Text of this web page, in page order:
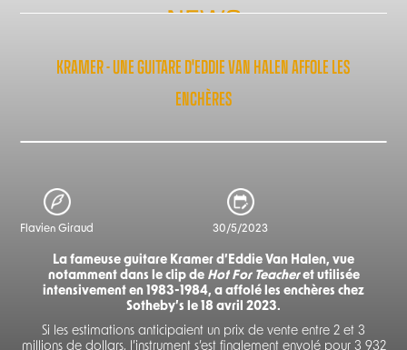
NEWS
KRAMER - UNE GUITARE D'EDDIE VAN HALEN AFFOLE LES
ENCHÈRES
Flavien Giraud 30/5/2023
La fameuse guitare Kramer d’Eddie Van Halen, vue
notamment dans le clip de Hot For Teacheret utilisée
intensivement en 1983-1984, a affolé les enchères chez
Sotheby’s le 18 avril 2023.
Si les estimations anticipaient un prix de vente entre 2 et 3
millions de dollars, l’instrument s’est finalement envolé pour 3 932